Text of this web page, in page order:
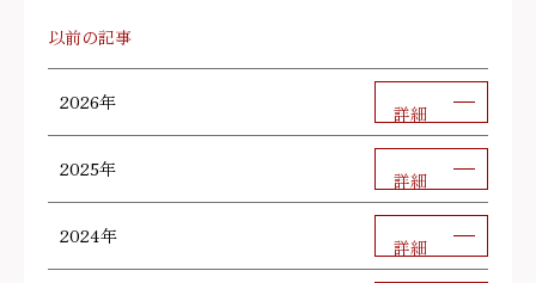
以前の記事
2026年 詳細
2025年 詳細
2024年 詳細